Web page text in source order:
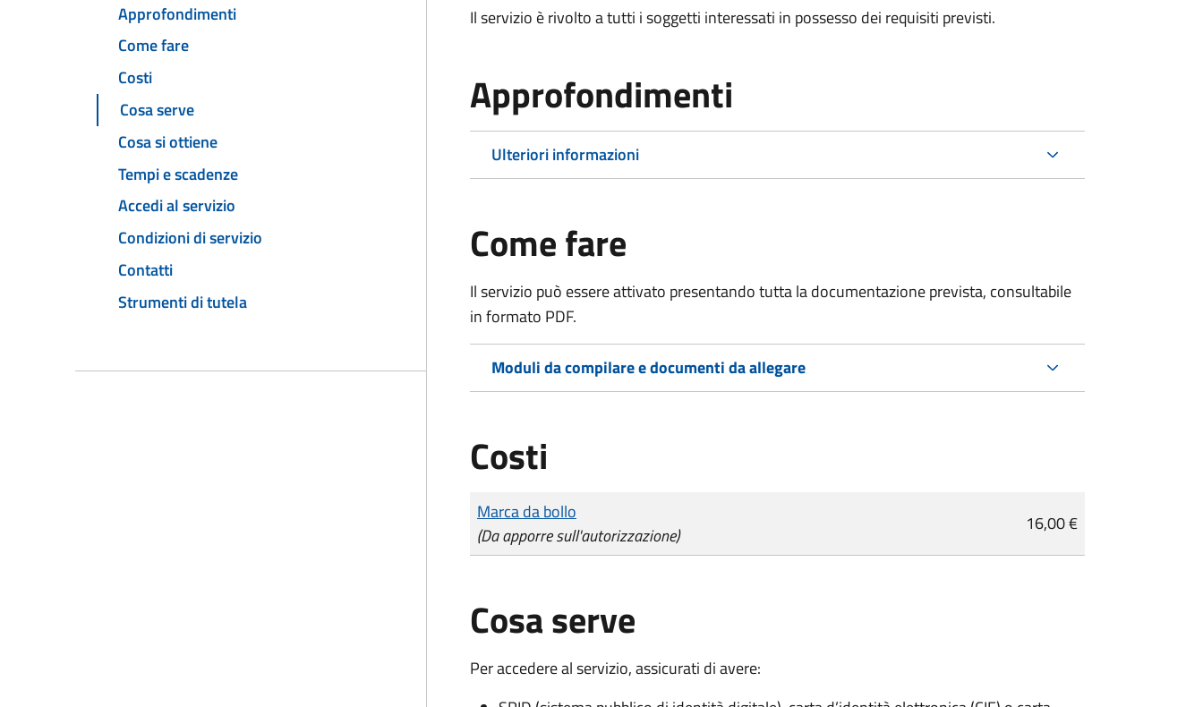
Approfondimenti
Come fare
Costi
Cosa serve
Cosa si ottiene
Tempi e scadenze
Accedi al servizio
Condizioni di servizio
Contatti
Strumenti di tutela
Il servizio è rivolto a tutti i soggetti interessati in possesso dei requisiti previsti.
Approfondimenti
Ulteriori informazioni
Come fare
Il servizio può essere attivato presentando tutta la documentazione prevista, consultabile
in formato PDF.
Moduli da compilare e documenti da allegare
Costi
Tipo di pagamento
Importo
Marca da bollo
(Da apporre sull'autorizzazione)
16,00 €
Cosa serve
Per accedere al servizio, assicurati di avere: